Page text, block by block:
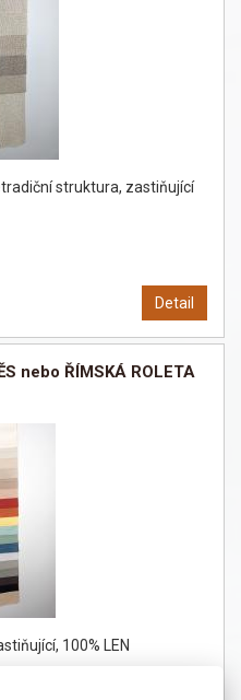
struktura, zastiňující
Detail
nebo ŘÍMSKÁ ROLETA
100% LEN